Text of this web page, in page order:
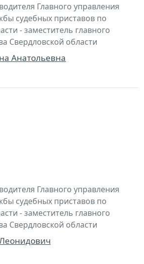
Главного управления
судебных приставов по
- заместитель главного
Свердловской области
Анатольевна
Главного управления
судебных приставов по
- заместитель главного
Свердловской области